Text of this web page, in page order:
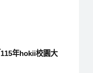
年hokii校園大